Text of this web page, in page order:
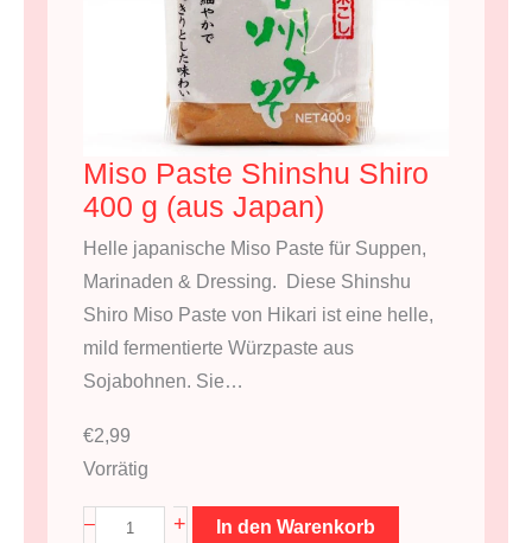
Miso Paste Shinshu Shiro
400 g (aus Japan)
Helle japanische Miso Paste für Suppen,
Marinaden & Dressing. Diese Shinshu
Shiro Miso Paste von Hikari ist eine helle,
mild fermentierte Würzpaste aus
Sojabohnen. Sie…
€2,99
Vorrätig
–
M
+ In den Warenkorb